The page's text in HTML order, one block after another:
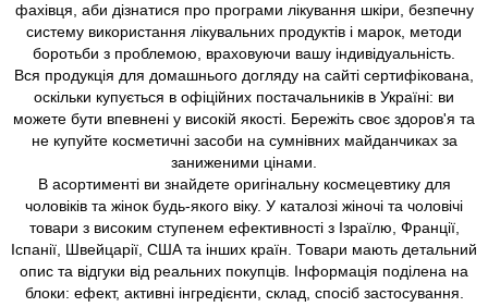
фахівця, аби дізнатися про програми лікування шкіри, безпечну
систему використання лікувальних продуктів і марок, методи
боротьби з проблемою, враховуючи вашу індивідуальність.
Вся продукція для домашнього догляду на сайті сертифікована,
оскільки купується в офіційних постачальників в Україні: ви
можете бути впевнені у високій якості. Бережіть своє здоров'я та
не купуйте косметичні засоби на сумнівних майданчиках за
заниженими цінами.
В асортименті ви знайдете оригінальну космецевтику для
чоловіків та жінок будь-якого віку. У каталозі жіночі та чоловічі
товари з високим ступенем ефективності з Ізраїлю, Франції,
Іспанії, Швейцарії, США та інших країн. Товари мають детальний
опис та відгуки від реальних покупців. Інформація поділена на
блоки: ефект, активні інгредієнти, склад, спосіб застосування.